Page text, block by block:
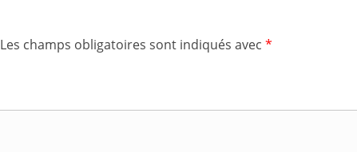
Les champs obligatoires sont indiqués avec *